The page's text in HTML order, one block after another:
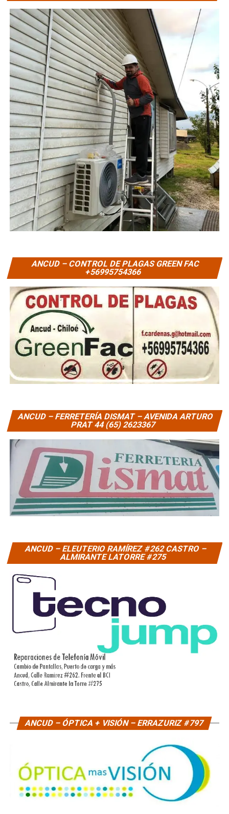
ANCUD – CONTROL DE PLAGAS GREEN FAC
+56995754366
ANCUD – FERRETERÍA DISMAT – AVENIDA ARTURO
PRAT 44 (65) 2623367
ANCUD – ELEUTERIO RAMÍREZ #262 CASTRO –
ALMIRANTE LATORRE #275
ANCUD – ÓPTICA + VISIÓN – ERRAZURIZ #797